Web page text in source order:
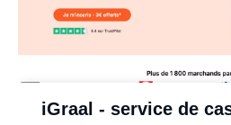
iGraal - service de